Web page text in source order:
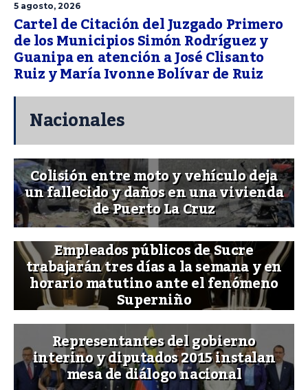
5 agosto, 2026
Cartel de Citación del Juzgado Primero
de los Municipios Simón Rodríguez y
Guanipa en atención a José Clisanto
Ruiz y María Ivonne Bolívar de Ruiz
Nacionales
Colisión entre moto y vehículo deja
un fallecido y daños en una vivienda
de Puerto La Cruz
Empleados públicos de Sucre
trabajarán tres días a la semana y en
horario matutino ante el fenómeno
Superniño
Representantes del gobierno
interino y diputados 2015 instalan
mesa de diálogo nacional